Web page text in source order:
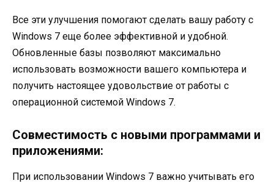
Все эти улучшения помогают сделать вашу работу с
Windows 7 еще более эффективной и удобной.
Обновленные базы позволяют максимально
использовать возможности вашего компьютера и
получить настоящее удовольствие от работы с
операционной системой Windows 7.
Совместимость с новыми программами и
приложениями:
При использовании Windows 7 важно учитывать его